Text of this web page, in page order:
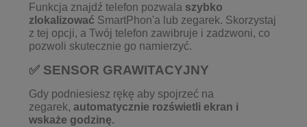
Funkcja znajdź telefon pozwala szybko
zlokalizować SmartPhon'a lub zegarek. Skorzystaj
z tej opcji, a Twój telefon zawibruje i zadzwoni, co
pozwoli skutecznie go namierzyć.
✅ SENSOR GRAWITACYJNY
Gdy podniesiesz rękę aby spojrzeć na
zegarek, automatycznie rozświetli ekran i
wskaże godzinę.